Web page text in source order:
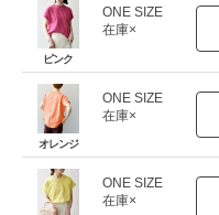
ピンク
ONE SIZE
在庫×
オレンジ
ONE SIZE
在庫×
ONE SIZE
在庫×